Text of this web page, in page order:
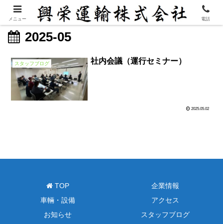
2025-05
スタッフブログ 社内会議（運行セミナー）
2025.05.02
TOP
企業情報
車輛・設備
アクセス
お知らせ
スタッフブログ
メニュー 電話